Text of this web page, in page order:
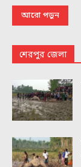
আরো পড়ুন
শেরপুর জেলা